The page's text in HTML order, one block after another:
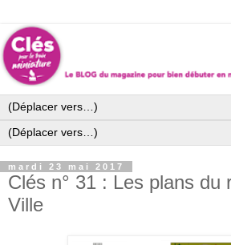
mardi 23 mai 2017
Clés n° 31 : Les plans du
Ville